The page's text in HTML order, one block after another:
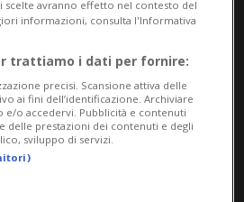
la
colpito più
salute mentale
scelte avranno effetto nel contesto del
informazioni, consulta l'Informativa
trattiamo i dati per fornire:
precisi. Scansione attiva delle
ai fini dell’identificazione. Archiviare
e/o accedervi. Pubblicità e contenuti
delle prestazioni dei contenuti e degli
sviluppo di servizi.